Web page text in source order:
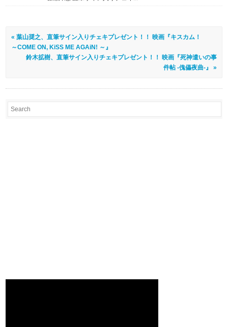
« 葉山奨之、直筆サイン入りチェキプレゼント！！ 映画『キスカム！
～COME ON, KiSS ME AGAiN! ～』
鈴木拡樹、直筆サイン入りチェキプレゼント！！ 映画『死神遣いの事
件帖 -傀儡夜曲-』 »